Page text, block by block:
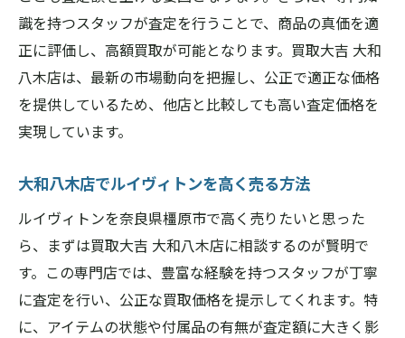
識を持つスタッフが査定を行うことで、商品の真価を適
正に評価し、高額買取が可能となります。買取大吉 大和
八木店は、最新の市場動向を把握し、公正で適正な価格
を提供しているため、他店と比較しても高い査定価格を
実現しています。
大和八木店でルイヴィトンを高く売る方法
ルイヴィトンを奈良県橿原市で高く売りたいと思った
ら、まずは買取大吉 大和八木店に相談するのが賢明で
す。この専門店では、豊富な経験を持つスタッフが丁寧
に査定を行い、公正な買取価格を提示してくれます。特
に、アイテムの状態や付属品の有無が査定額に大きく影